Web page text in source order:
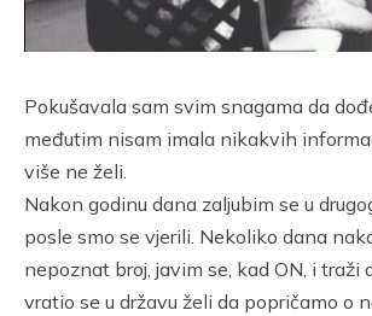
Pokušavala sam svim snagama da
međutim nisam imala nikakvih
više ne želi.
Nakon godinu dana zaljubim se u
posle smo se vjerili. Nekoliko dana
nepoznat broj, javim se, kad ON, i traži
vratio se u državu želi da popričamo o